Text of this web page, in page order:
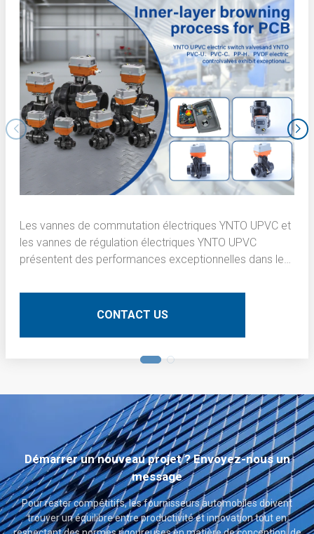
Les vannes de commutation électriques YNTO UPVC et
les vannes de régulation électriques YNTO UPVC
présentent des performances exceptionnelles dans le
cartes de circuits imprimés (PCB). Voici une description
technique détaillée :CONTACT US
Démarrer un nouveau projet ? Envoyez-nous un
message
Pour rester compétitifs, les fournisseurs automobiles doivent
trouver un équilibre entre productivité et innovation tout en